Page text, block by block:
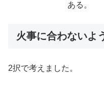
ある。
火事に合わないよ
2択で考えました。